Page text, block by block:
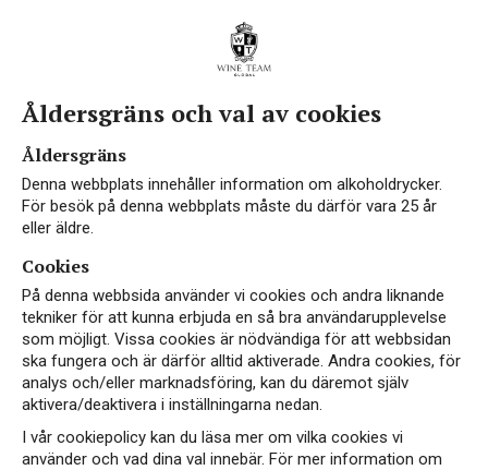
Åldersgräns och val av cookies
Åldersgräns
Denna webbplats innehåller information om alkoholdrycker.
För besök på denna webbplats måste du därför vara 25 år
eller äldre.
Cookies
På denna webbsida använder vi cookies och andra liknande
tekniker för att kunna erbjuda en så bra användarupplevelse
som möjligt. Vissa cookies är nödvändiga för att webbsidan
ska fungera och är därför alltid aktiverade. Andra cookies, för
analys och/eller marknadsföring, kan du däremot själv
aktivera/deaktivera i inställningarna nedan.
I vår cookiepolicy kan du läsa mer om vilka cookies vi
använder och vad dina val innebär. För mer information om